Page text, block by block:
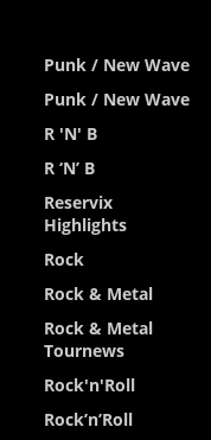
Punk / New Wave
Punk / New Wave
R 'n' B
R ‘n’ B
Reservix
Highlights
Rock
Rock & Metal
Rock & Metal
Tournews
Rock'n'Roll
Rock’n’Roll